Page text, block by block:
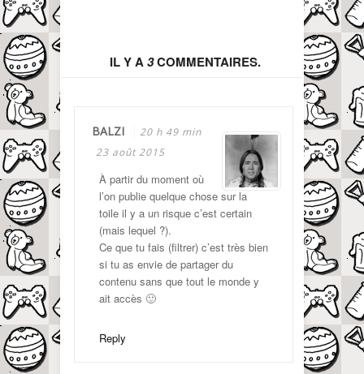
IL Y A3COMMENTAIRES.
BALZI
20 h 49 min
23 août 2015
À partir du moment où
l’on publie quelque chose sur la
toile il y a un risque c’est certain
(mais lequel ?).
Ce que tu fais (filtrer) c’est très bien
si tu as envie de partager du
contenu sans que tout le monde y
ait accès 🙂
Reply